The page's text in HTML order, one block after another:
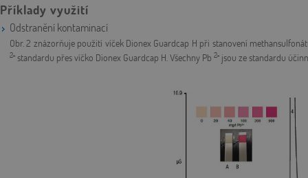
Příklady využití
Odstranění kontaminací
Obr. 2 znázorňuje použití víček Dionex Guardcap H při stanovení
2+standardu přes víčko Dionex Guardcap H. Všechny Pb 2+ jsou ze standardu